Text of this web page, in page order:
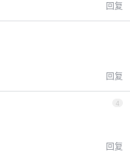
回复
回复
4
回复